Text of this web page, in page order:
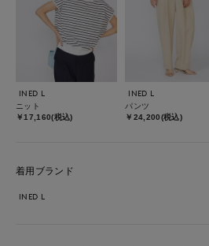
INED L
ニット
￥17,160(税込)
INED L
パンツ
￥24,200(税込)
着用ブランド
INED L